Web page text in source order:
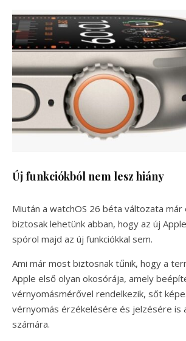
Új funkciókból nem lesz hiány
Miután a watchOS 26 béta változata
biztosak lehetünk abban, hogy az új
spórol majd az új funkciókkal sem.
Ami már most biztosnak tűnik, hogy a
Apple első olyan okosórája, amely
vérnyomásmérővel rendelkezik, sőt
vérnyomás érzékelésére és jelzésére is
számára.